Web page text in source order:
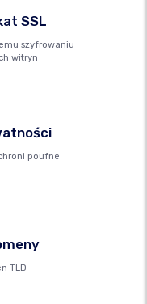
SSL
szyfrowaniu
witryn
poufne
TLD